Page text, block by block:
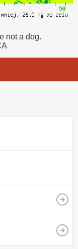
not a dog.